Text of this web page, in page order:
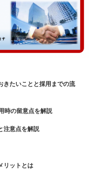
きたいことと採用までの流
時の留意点を解説
注意点を解説
リットとは